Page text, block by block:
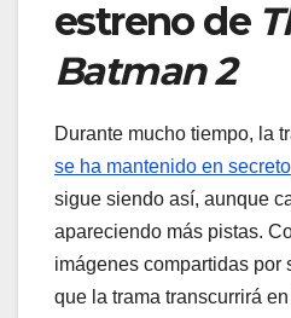
estreno de
Batman 2
Durante mucho tiempo, la
se ha mantenido en secreto
sigue siendo así, aunque
apareciendo más pistas.
imágenes compartidas por
que la trama transcurrirá